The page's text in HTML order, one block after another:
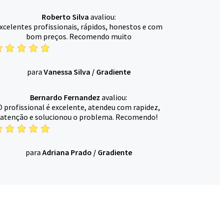
Roberto Silva avaliou:
profissionais, rápidos, honestos e com
bom preços. Recomendo muito
para Vanessa Silva / Gradiente
Bernardo Fernandez avaliou:
profissional é excelente, atendeu com rapidez,
atenção e solucionou o problema. Recomendo!
para Adriana Prado / Gradiente